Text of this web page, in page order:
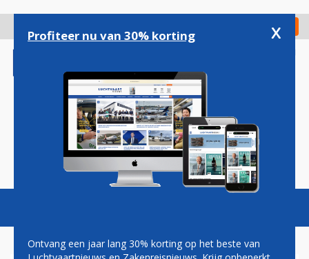
gaan
Check in
Magazine Podcasts Vacatures
Profiteer nu van 30% korting x
Ontvang een jaar lang 30% korting op het beste van